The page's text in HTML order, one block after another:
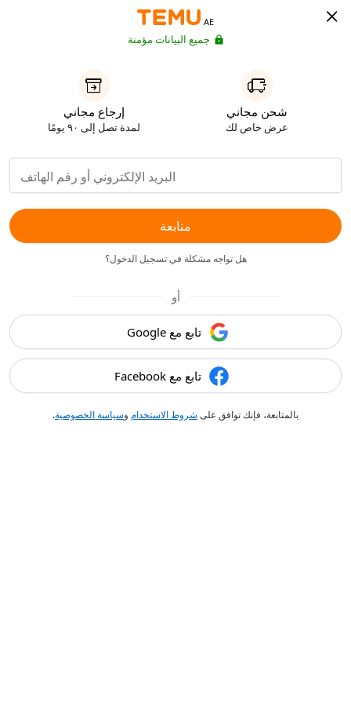
AE
جميع البيانات مؤمنة
شحن مجاني
عرض خاص لك
إرجاع مجاني
لمدة تصل إلى ٩٠ يومًا
متابعة
هل تواجه مشكلة في تسجيل الدخول؟
أو
تابع مع Google
تابع مع Facebook
بالمتابعة، فإنك توافق على شروط الاستخدام وسياسة الخصوصية.